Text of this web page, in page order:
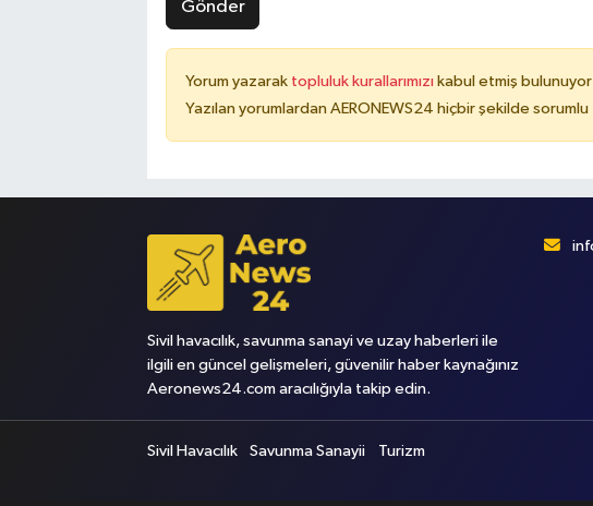
Gönder
Yorum yazarak topluluk kurallarımızı kabul etmiş
Yazılan yorumlardan AERONEWS24 hiçbir şekilde
Sivil havacılık, savunma sanayi ve uzay haberleri ile
ilgili en güncel gelişmeleri, güvenilir haber kaynağınız
Aeronews24.com aracılığıyla takip edin.
Sivil Havacılık Savunma Sanayii Turizm